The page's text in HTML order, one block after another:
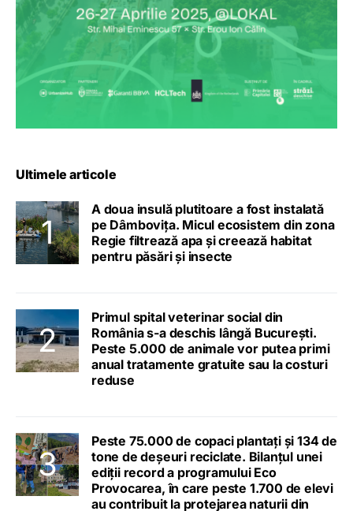
Ultimele articole
A doua insulă plutitoare a fost instalată
pe Dâmbovița. Micul ecosistem din zona
Regie filtrează apa și creează habitat
pentru păsări și insecte
Primul spital veterinar social din
România s-a deschis lângă București.
Peste 5.000 de animale vor putea primi
anual tratamente gratuite sau la costuri
reduse
Peste 75.000 de copaci plantați și 134 de
tone de deșeuri reciclate. Bilanțul unei
ediții record a programului Eco
Provocarea, în care peste 1.700 de elevi
au contribuit la protejarea naturii din